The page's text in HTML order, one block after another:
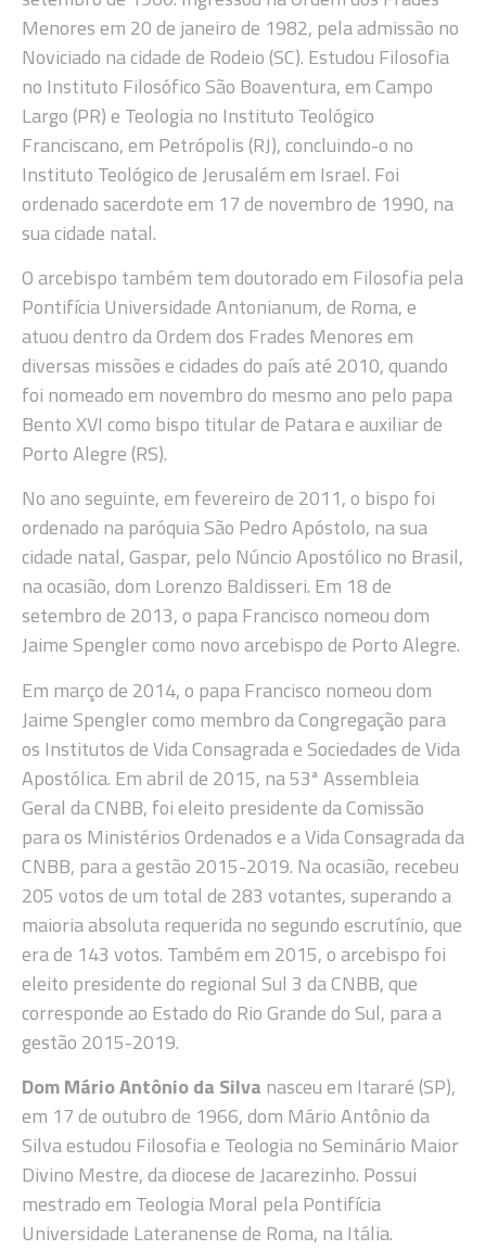
Menores em 20 de janeiro de 1982, pela admissão no
Noviciado na cidade de Rodeio (SC). Estudou Filosofia
no Instituto Filosófico São Boaventura, em Campo
Largo (PR) e Teologia no Instituto Teológico
Franciscano, em Petrópolis (RJ), concluindo-o no
Instituto Teológico de Jerusalém em Israel. Foi
ordenado sacerdote em 17 de novembro de 1990, na
sua cidade natal.
O arcebispo também tem doutorado em Filosofia pela
Pontifícia Universidade Antonianum, de Roma, e
atuou dentro da Ordem dos Frades Menores em
diversas missões e cidades do país até 2010, quando
foi nomeado em novembro do mesmo ano pelo papa
Bento XVI como bispo titular de Patara e auxiliar de
Porto Alegre (RS).
No ano seguinte, em fevereiro de 2011, o bispo foi
ordenado na paróquia São Pedro Apóstolo, na sua
cidade natal, Gaspar, pelo Núncio Apostólico no Brasil,
na ocasião, dom Lorenzo Baldisseri. Em 18 de
setembro de 2013, o papa Francisco nomeou dom
Jaime Spengler como novo arcebispo de Porto Alegre.
Em março de 2014, o papa Francisco nomeou dom
Jaime Spengler como membro da Congregação para
os Institutos de Vida Consagrada e Sociedades de Vida
Apostólica. Em abril de 2015, na 53ª Assembleia
Geral da CNBB, foi eleito presidente da Comissão
para os Ministérios Ordenados e a Vida Consagrada da
CNBB, para a gestão 2015-2019. Na ocasião, recebeu
205 votos de um total de 283 votantes, superando a
maioria absoluta requerida no segundo escrutínio, que
era de 143 votos. Também em 2015, o arcebispo foi
eleito presidente do regional Sul 3 da CNBB, que
corresponde ao Estado do Rio Grande do Sul, para a
gestão 2015-2019.
Dom Mário Antônio da Silva nasceu em Itararé (SP),
em 17 de outubro de 1966, dom Mário Antônio da
Silva estudou Filosofia e Teologia no Seminário Maior
Divino Mestre, da diocese de Jacarezinho. Possui
mestrado em Teologia Moral pela Pontifícia
Universidade Lateranense de Roma, na Itália.